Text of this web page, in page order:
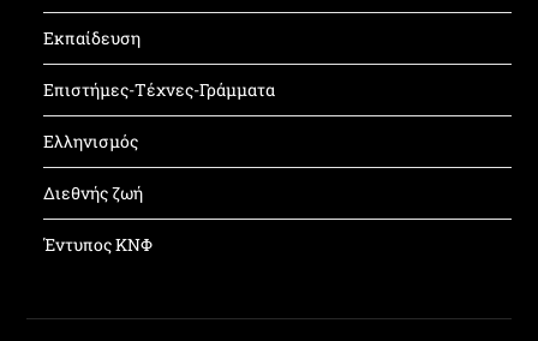
Εκπαίδευση
Επιστήμες-Τέχνες-Γράμματα
Ελληνισμός
Διεθνής ζωή
Έντυπος ΚΝΦ